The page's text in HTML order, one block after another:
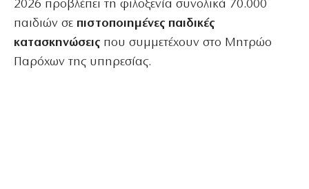
2026 προβλέπει τη φιλοξενία συνολικά 70.000
παιδιών σε πιστοποιημένες παιδικές
κατασκηνώσεις που συμμετέχουν στο Μητρώο
Παρόχων της υπηρεσίας.